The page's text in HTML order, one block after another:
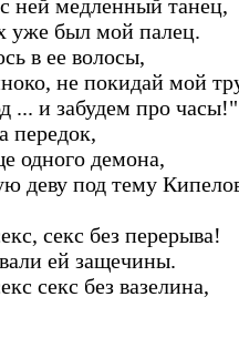
ней медленный танец,
уже был мой палец.
в ее волосы,
не покидай мой
... и забудем про
передок,
одного демона,
деву под тему
секс без перерыва!
ей защечины.
секс без вазелина,